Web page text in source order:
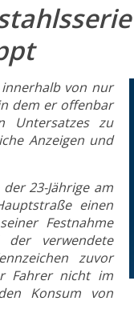
von nur
dem er offenbar
Untersatzes zu
Anzeigen und
23-Jährige am
einen
Festnahme
verwendete
zuvor
Fahrer nicht im
Konsum von